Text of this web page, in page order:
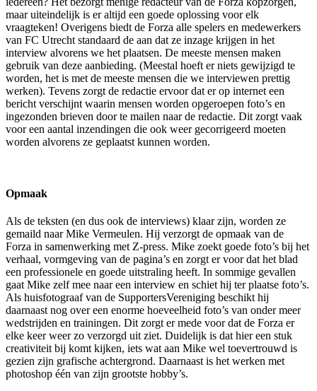
maar uiteindelijk is er altijd een goede oplossing voor elk
vraagteken! Overigens biedt de Forza alle spelers en medewerkers
van FC Utrecht standaard de aan dat ze inzage krijgen in het
interview alvorens we het plaatsen. De meeste mensen maken
gebruik van deze aanbieding. (Meestal hoeft er niets gewijzigd te
worden, het is met de meeste mensen die we interviewen prettig
werken). Tevens zorgt de redactie ervoor dat er op internet een
bericht verschijnt waarin mensen worden opgeroepen foto’s en
ingezonden brieven door te mailen naar de redactie. Dit zorgt vaak
voor een aantal inzendingen die ook weer gecorrigeerd moeten
worden alvorens ze geplaatst kunnen worden.
Opmaak
Als de teksten (en dus ook de interviews) klaar zijn, worden ze
gemaild naar Mike Vermeulen. Hij verzorgt de opmaak van de
Forza in samenwerking met Z-press. Mike zoekt goede foto’s bij het
verhaal, vormgeving van de pagina’s en zorgt er voor dat het blad
een professionele en goede uitstraling heeft. In sommige gevallen
gaat Mike zelf mee naar een interview en schiet hij ter plaatse foto’s.
Als huisfotograaf van de SupportersVereniging beschikt hij
daarnaast nog over een enorme hoeveelheid foto’s van onder meer
wedstrijden en trainingen. Dit zorgt er mede voor dat de Forza er
elke keer weer zo verzorgd uit ziet. Duidelijk is dat hier een stuk
creativiteit bij komt kijken, iets wat aan Mike wel toevertrouwd is
gezien zijn grafische achtergrond. Daarnaast is het werken met
photoshop één van zijn grootste hobby’s.